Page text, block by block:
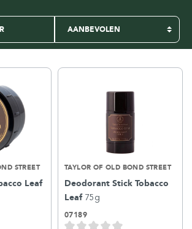
STREET
Leaf
TAYLOR OF OLD BOND STREET
Deodorant Stick Tobacco
Leaf 75g
07189